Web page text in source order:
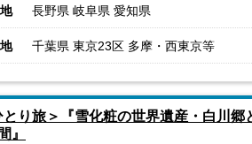
長野県 岐阜県 愛知県
千葉県 東京23区 多摩・西東京等
とり旅＞『雪化粧の世界遺産・白川
』